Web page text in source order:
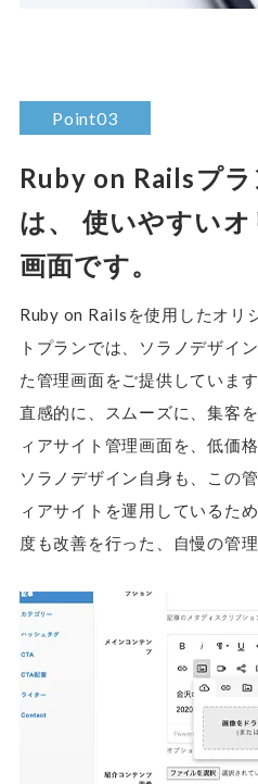
Point03
Ruby on Railsプ
は、
使いやすい
画面です。
Ruby on Railsを使用したオリ
トプランでは、ソラノデザイ
た管理画面をご提供しています
直感的に、スムーズに、集客
ィアサイト管理画面を、低価格
ソラノデザイン自身も、この
ィアサイトを運用しているた
度も改善を行った、自慢の管理